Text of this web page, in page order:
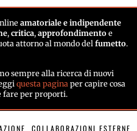
amatoriale e indipendente
, critica, approfondimento e
attorno al mondo del fumetto.
sempre alla ricerca di nuovi
questa paginaper capire cosa
fare per proporti.
COLLABORAZIONI ESTERNE